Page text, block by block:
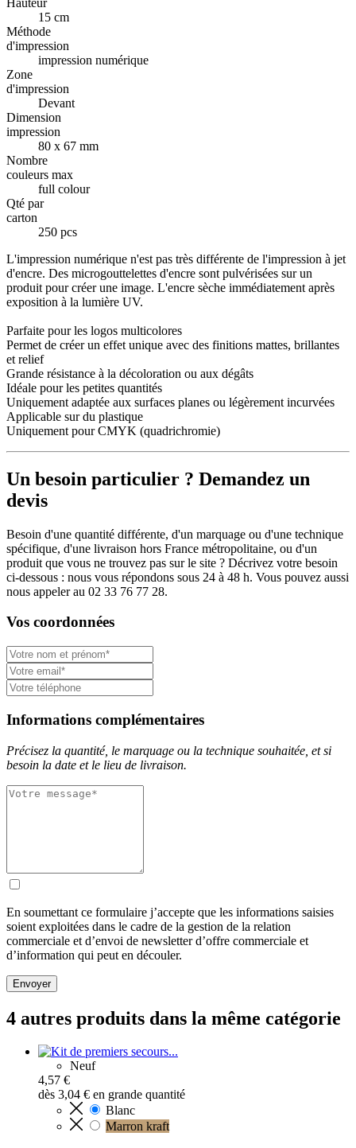
Hauteur
15 cm
Méthode
d'impression
impression numérique
Zone
d'impression
Devant
Dimension
impression
80 x 67 mm
Nombre
couleurs max
full colour
Qté par
carton
250 pcs
L'impression numérique n'est pas très différente de l'impression à jet
d'encre. Des microgouttelettes d'encre sont pulvérisées sur un
produit pour créer une image. L'encre sèche immédiatement après
exposition à la lumière UV.
Parfaite pour les logos multicolores
Permet de créer un effet unique avec des finitions mattes, brillantes
et relief
Grande résistance à la décoloration ou aux dégâts
Idéale pour les petites quantités
Uniquement adaptée aux surfaces planes ou légèrement incurvées
Applicable sur du plastique
Uniquement pour CMYK (quadrichromie)
Un besoin particulier ? Demandez un
devis
Besoin d'une quantité différente, d'un marquage ou d'une technique
spécifique, d'une livraison hors France métropolitaine, ou d'un
produit que vous ne trouvez pas sur le site ? Décrivez votre besoin
ci-dessous : nous vous répondons sous 24 à 48 h. Vous pouvez aussi
nous appeler au 02 33 76 77 28.
Vos coordonnées
Informations complémentaires
Précisez la quantité, le marquage ou la technique souhaitée, et si
besoin la date et le lieu de livraison.
En soumettant ce formulaire j’accepte que les informations saisies
soient exploitées dans le cadre de la gestion de la relation
commerciale et d’envoi de newsletter d’offre commerciale et
d’information qui peut en découler.
Envoyer
4 autres produits dans la même catégorie
Neuf
4,57 €
dès 3,04 € en grande quantité
Blanc
Marron kraft